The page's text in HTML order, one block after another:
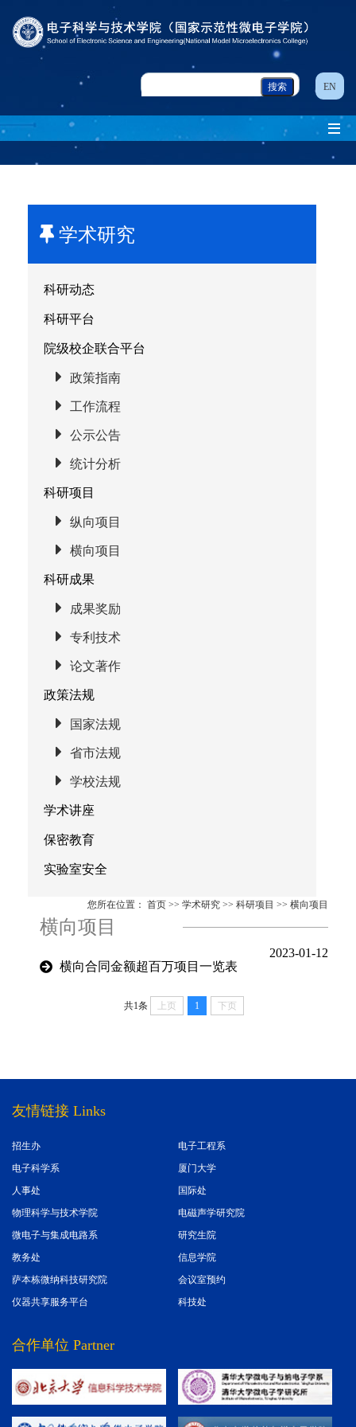
EN
学术研究
科研动态
科研平台
院级校企联合平台
政策指南
工作流程
公示公告
统计分析
科研项目
纵向项目
横向项目
科研成果
成果奖励
专利技术
论文著作
政策法规
国家法规
省市法规
学校法规
学术讲座
保密教育
实验室安全
您所在位置： 首页 >> 学术研究 >> 科研项目 >> 横向项目
横向项目
横向合同金额超百万项目一览表
2023-01-12
共1条 上页 1 下页
友情链接 Links
电子工程系
招生办
厦门大学
电子科学系
国际处
人事处
电磁声学研究院
物理科学与技术学院
研究生院
微电子与集成电路系
信息学院
教务处
会议室预约
萨本栋微纳科技研究院
科技处
仪器共享服务平台
合作单位 Partner